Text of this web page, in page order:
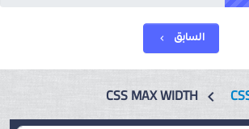
السابق chevron_left
CSS MAX WIDTH chevron_left